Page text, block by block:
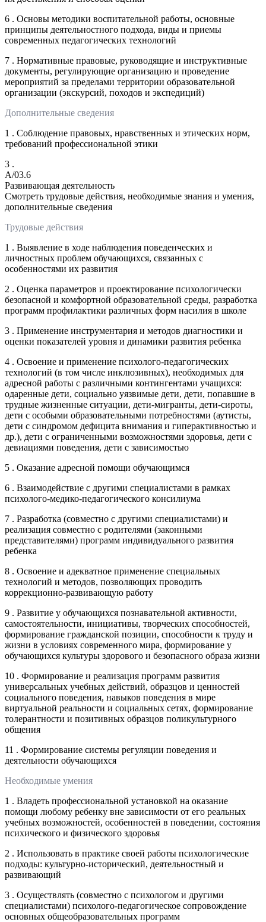
6 . Основы методики воспитательной работы, основные
принципы деятельностного подхода, виды и приемы
современных педагогических технологий
7 . Нормативные правовые, руководящие и инструктивные
документы, регулирующие организацию и проведение
мероприятий за пределами территории образовательной
организации (экскурсий, походов и экспедиций)
Дополнительные сведения
1 . Соблюдение правовых, нравственных и этических норм,
требований профессиональной этики
3 .
A/03.6
Развивающая деятельность
Смотреть трудовые действия, необходимые знания и умения,
дополнительные сведения
Трудовые действия
1 . Выявление в ходе наблюдения поведенческих и
личностных проблем обучающихся, связанных с
особенностями их развития
2 . Оценка параметров и проектирование психологически
безопасной и комфортной образовательной среды, разработка
программ профилактики различных форм насилия в школе
3 . Применение инструментария и методов диагностики и
оценки показателей уровня и динамики развития ребенка
4 . Освоение и применение психолого-педагогических
технологий (в том числе инклюзивных), необходимых для
адресной работы с различными контингентами учащихся:
одаренные дети, социально уязвимые дети, дети, попавшие в
трудные жизненные ситуации, дети-мигранты, дети-сироты,
дети с особыми образовательными потребностями (аутисты,
дети с синдромом дефицита внимания и гиперактивностью и
др.), дети с ограниченными возможностями здоровья, дети с
девиациями поведения, дети с зависимостью
5 . Оказание адресной помощи обучающимся
6 . Взаимодействие с другими специалистами в рамках
психолого-медико-педагогического консилиума
7 . Разработка (совместно с другими специалистами) и
реализация совместно с родителями (законными
представителями) программ индивидуального развития
ребенка
8 . Освоение и адекватное применение специальных
технологий и методов, позволяющих проводить
коррекционно-развивающую работу
9 . Развитие у обучающихся познавательной активности,
самостоятельности, инициативы, творческих способностей,
формирование гражданской позиции, способности к труду и
жизни в условиях современного мира, формирование у
обучающихся культуры здорового и безопасного образа жизни
10 . Формирование и реализация программ развития
универсальных учебных действий, образцов и ценностей
социального поведения, навыков поведения в мире
виртуальной реальности и социальных сетях, формирование
толерантности и позитивных образцов поликультурного
общения
11 . Формирование системы регуляции поведения и
деятельности обучающихся
Необходимые умения
1 . Владеть профессиональной установкой на оказание
помощи любому ребенку вне зависимости от его реальных
учебных возможностей, особенностей в поведении, состояния
психического и физического здоровья
2 . Использовать в практике своей работы психологические
подходы: культурно-исторический, деятельностный и
развивающий
3 . Осуществлять (совместно с психологом и другими
специалистами) психолого-педагогическое сопровождение
основных общеобразовательных программ